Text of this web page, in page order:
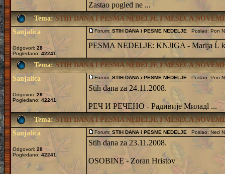
Zastao pogled ne ...
Tema:STIH DANA I PESMA NEDELJE I MESECA
Sanjalica
Odgovori: 28
Pogledano: 42241
Forum: STIH DANA i PESME NEDELJE Poslao: Pon
PESMA NEDELJE: KNJIGA - Marija Ĺ
Tema:STIH DANA I PESMA NEDELJE I MESECA
Sanjalica
Odgovori: 28
Pogledano: 42241
Forum: STIH DANA i PESME NEDELJE Poslao: Pon
Stih dana za 24.11.2008.
РЕЧ И РЕЧЕНО - Радивије Миладl ...
Tema:STIH DANA I PESMA NEDELJE I MESECA
Sanjalica
Odgovori: 28
Pogledano: 42241
Forum: STIH DANA i PESME NEDELJE Poslao: Ned
Stih dana za 23.11.2008.
OSOBINE - Zoran Hristov